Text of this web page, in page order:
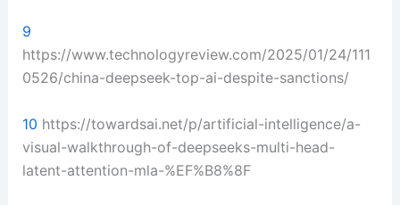
9
https://www.technologyreview.com/2025/01/24/111
0526/china-deepseek-top-ai-despite-sanctions/
10 https://towardsai.net/p/artificial-intelligence/a-
visual-walkthrough-of-deepseeks-multi-head-
latent-attention-mla-%EF%B8%8F